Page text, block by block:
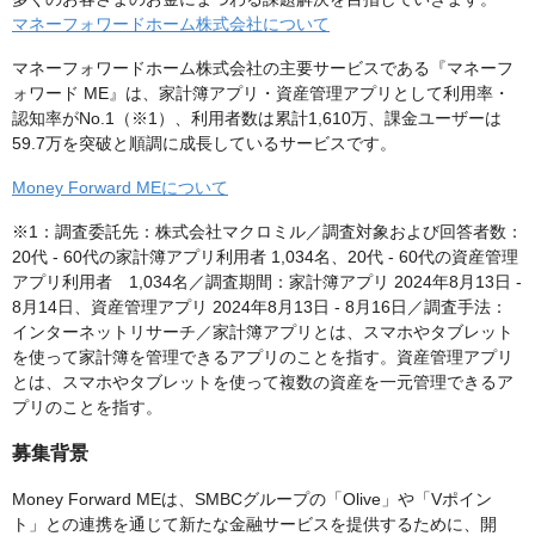
マネーフォワードホーム株式会社について
マネーフォワードホーム株式会社の主要サービスである『マネーフ
ォワード ME』は、家計簿アプリ・資産管理アプリとして利用率・
認知率がNo.1（※1）、利用者数は累計1,610万、課金ユーザーは
59.7万を突破と順調に成長しているサービスです。
Money Forward MEについて
※1：調査委託先：株式会社マクロミル／調査対象および回答者数：
20代 - 60代の家計簿アプリ利用者 1,034名、20代 - 60代の資産管理
アプリ利用者 1,034名／調査期間：家計簿アプリ 2024年8月13日 -
8月14日、資産管理アプリ 2024年8月13日 - 8月16日／調査手法：
インターネットリサーチ／家計簿アプリとは、スマホやタブレット
を使って家計簿を管理できるアプリのことを指す。資産管理アプリ
とは、スマホやタブレットを使って複数の資産を一元管理できるア
プリのことを指す。
募集背景
Money Forward MEは、SMBCグループの「Olive」や「Vポイン
ト」との連携を通じて新たな金融サービスを提供するために、開